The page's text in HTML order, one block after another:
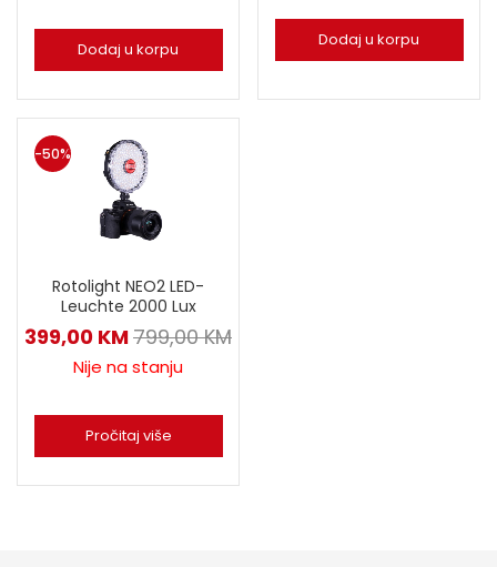
Dodaj u korpu Dodaj u korpu
-50%
Rotolight NEO2 LED-
Leuchte 2000 Lux
399,00 KM799,00KM
Nije na stanju
Pročitaj više